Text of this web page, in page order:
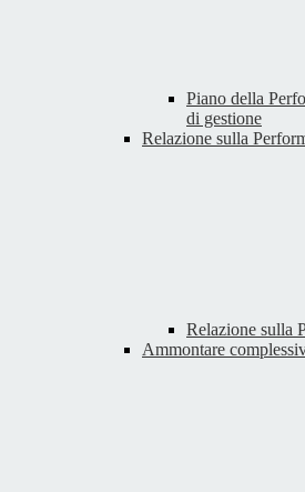
Piano della
di gestione
Relazione sulla
Relazione sulla
Ammontare